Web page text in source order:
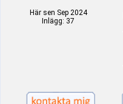
Här sen Sep 2024
Inlägg: 37